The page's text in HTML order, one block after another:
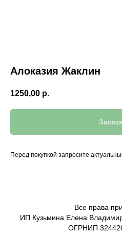
Алоказия Жаклин
1250,00 р.
Перед покупкой запросите
Все права
ИП Кузьмина Елена
ОГРНИП